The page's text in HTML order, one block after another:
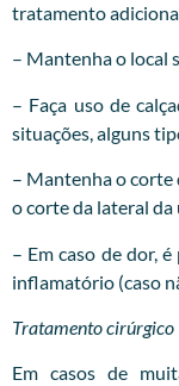
tratamento
– Mantenha o local
– Faça uso de
situações, alguns
– Mantenha o corte
o corte da lateral da
– Em caso de dor,
inflamatório (caso
Tratamento cirúrgico
Em casos de